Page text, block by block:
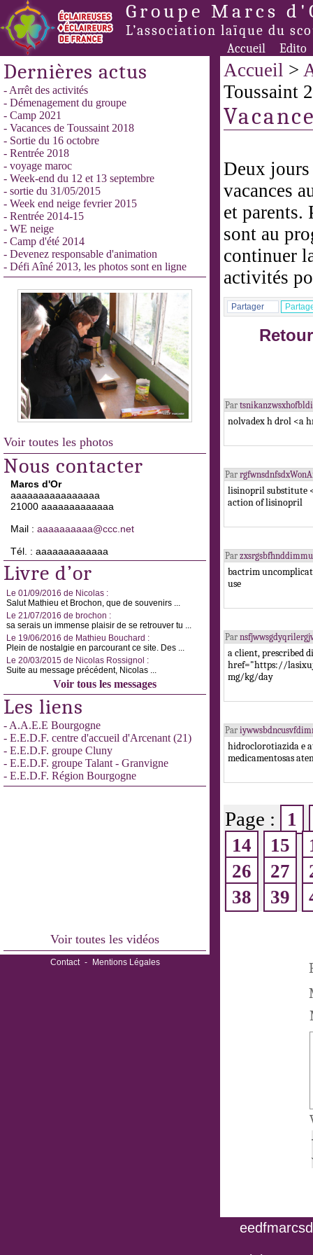
Groupe Marcs
L’association laïque du
Accueil Edito
Dernières actus
- Arrêt des activités
- Démenagement du groupe
- Camp 2021
- Vacances de Toussaint 2018
- Sortie du 16 octobre
- Rentrée 2018
- voyage maroc
- Week-end du 12 et 13 septembre
- sortie du 31/05/2015
- Week end neige fevrier 2015
- Rentrée 2014-15
- WE neige
- Camp d'été 2014
- Devenez responsable d'animation
- Défi Aîné 2013, les photos sont en ligne
Voir toutes les photos
Nous contacter
Marcs d'Or
aaaaaaaaaaaaaaaa
21000 aaaaaaaaaaaaa
Mail : aaaaaaaaaa@ccc.net
Tél. : aaaaaaaaaaaaa
Livre d’or
Le 01/09/2016 de Nicolas :
Salut Mathieu et Brochon, que de souvenirs ...
Le 21/07/2016 de brochon :
sa serais un immense plaisir de se retrouver tu ...
Le 19/06/2016 de Mathieu Bouchard :
Plein de nostalgie en parcourant ce site. Des ...
Le 20/03/2015 de Nicolas Rossignol :
Suite au message précédent, Nicolas ...
Voir tous les messages
Les liens
- A.A.E.E Bourgogne
- E.E.D.F. centre d'accueil d'Arcenant (21)
- E.E.D.F. groupe Cluny
- E.E.D.F. groupe Talant - Granvigne
- E.E.D.F. Région Bourgogne
Voir toutes les vidéos
Contact - Mentions Légales
Accueil >
Toussaint
Deux jours
vacances
et parents.
sont au
continuer
activités
Partager
Par
nolvadex h drol <a
Par
lisinopril substitute
action of lisinopril
Par
bactrim
use
Par
a client, prescribed
href="https://
mg/kg/day
Par
hidroclorotiazida e
medicamentosas
Page :
1
14
15
26
27
38
39